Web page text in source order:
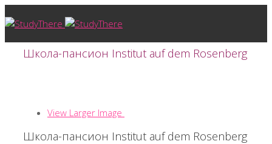
Школа-пансион Institut auf dem Rosenberg
View Larger Image
Школа-пансион Institut auf dem Rosenberg